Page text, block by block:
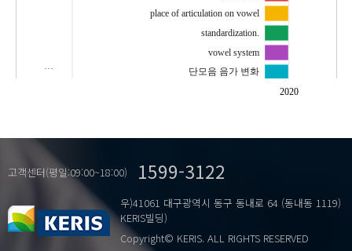
2020
…
place of articulation on vowel
standardization.
vowel system
단모음 음가 변화
고객센터(평일:09:00~18:00) 1599-3122
우)41061 대구광역시 동구 동내로 64 (동내동 1119)
KERIS빌딩)
Copyright© KERIS. ALL RIGHTS RESERVED